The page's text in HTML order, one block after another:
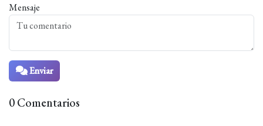
Mensaje
Enviar
0 Comentarios